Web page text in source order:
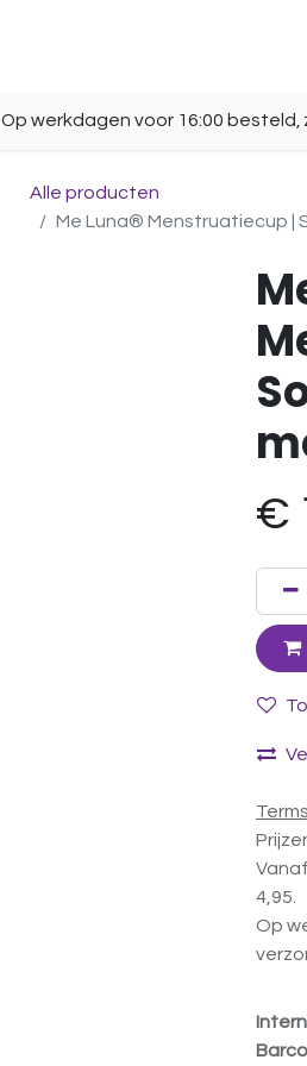
Op werkdagen voor 16:00
Alle producten
Me Luna® Menstruatiecup |
€
4,95.
Op